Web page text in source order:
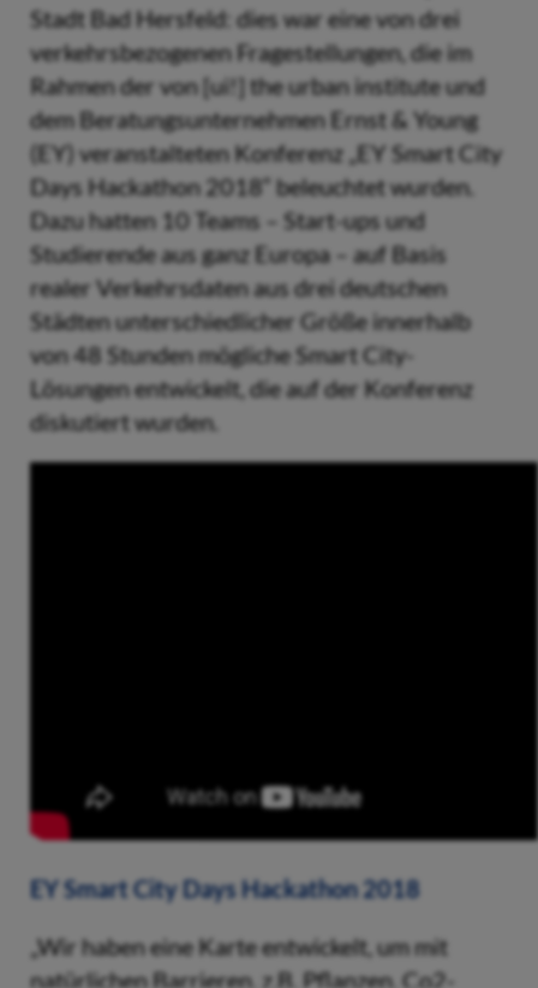
Stadt Bad Hersfeld: dies war eine von drei
verkehrsbezogenen Fragestellungen, die im
Rahmen der von [ui!] the urban institute und
dem Beratungsunternehmen Ernst & Young
(EY) veranstalteten Konferenz „EY Smart City
Days Hackathon 2018“ beleuchtet wurden.
Dazu hatten 10 Teams – Start-ups und
Studierende aus ganz Europa – auf Basis
realer Verkehrsdaten aus drei deutschen
Städten unterschiedlicher Größe innerhalb
von 48 Stunden mögliche Smart City-
Lösungen entwickelt, die auf der Konferenz
diskutiert wurden.
EY Smart City Days Hackathon 2018
„Wir haben eine Karte entwickelt, um mit
natürlichen Barrieren, z.B. Pflanzen, Co2-